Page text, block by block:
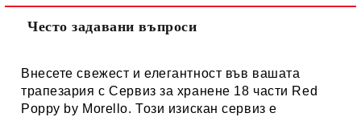
Често задавани въпроси
Внесете свежест и елегантност във вашата
трапезария сСервиз за хранене 18 части Red
Poppy by Morello. Този изискан сервиз е